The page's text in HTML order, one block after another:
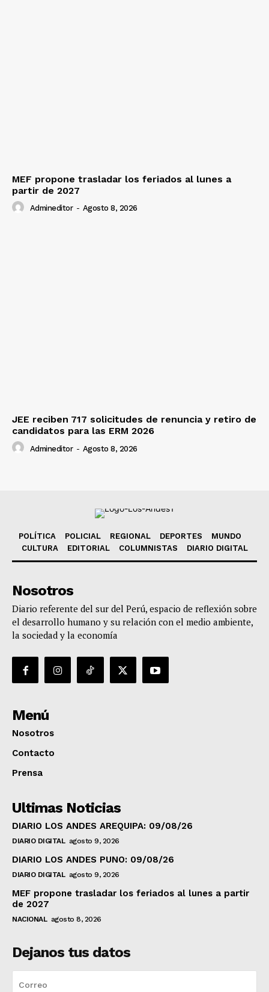
MEF propone trasladar los feriados al lunes a
partir de 2027
Admineditor - Agosto 8, 2026
JEE reciben 717 solicitudes de renuncia y retiro de
candidatos para las ERM 2026
Admineditor - Agosto 8, 2026
POLÍTICA POLICIAL REGIONAL DEPORTES
MUNDO
CULTURA
EDITORIAL COLUMNISTAS DIARIO DIGITAL
Nosotros
Diario referente del sur del Perú, espacio de reflexión sobre
el desarrollo humano y su relación con el medio ambiente,
la sociedad y la economía
Menú
Nosotros
Contacto
Prensa
Ultimas Noticias
DIARIO LOS ANDES AREQUIPA: 09/08/26
DIARIO DIGITAL agosto 9, 2026
DIARIO LOS ANDES PUNO: 09/08/26
DIARIO DIGITAL agosto 9, 2026
MEF propone trasladar los feriados al lunes a partir
de 2027
NACIONAL agosto 8, 2026
Dejanos tus datos